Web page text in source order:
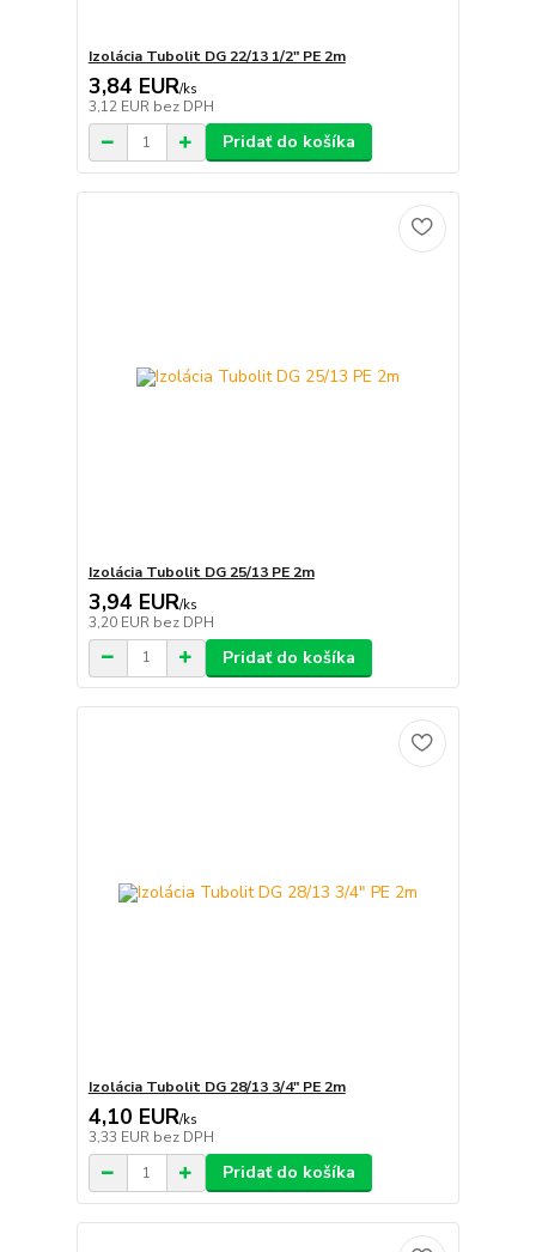
Izolácia Tubolit DG 22/13 1/2" PE 2m
3,84 EUR/ks
3,12 EUR bez DPH
Pridať do košíka
Izolácia Tubolit DG 25/13 PE 2m
3,94 EUR/ks
3,20 EUR bez DPH
Pridať do košíka
Izolácia Tubolit DG 28/13 3/4" PE 2m
4,10 EUR/ks
3,33 EUR bez DPH
Pridať do košíka